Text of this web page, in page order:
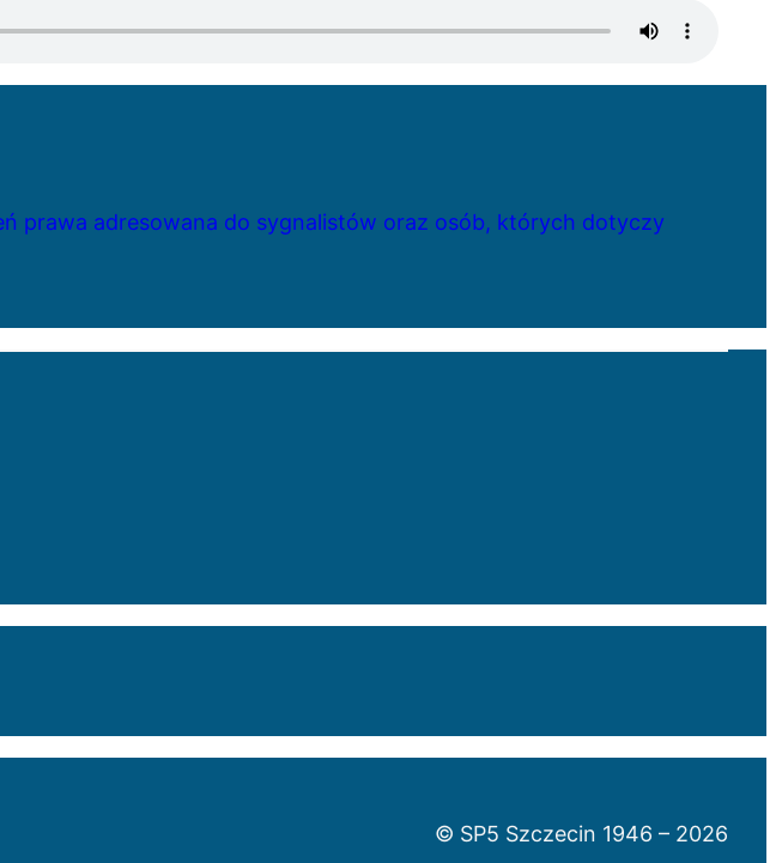
prawa adresowana do sygnalistów oraz osób, których dotyczy
© SP5 Szczecin 1946 – 2026